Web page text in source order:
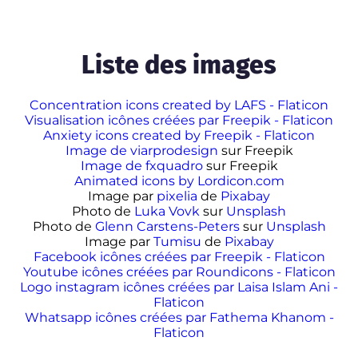
Liste des images
Concentration icons created by LAFS - Flaticon
Visualisation icônes créées par Freepik - Flaticon
Anxiety icons created by Freepik - Flaticon
Image de viarprodesign sur Freepik
Image de fxquadrosur Freepik
Animated icons by Lordicon.com
Image par pixelia de Pixabay
Photo de Luka Vovk sur Unsplash
Photo de Glenn Carstens-Peterssur Unsplash
Image par Tumisu de Pixabay
Facebook icônes créées par Freepik - Flaticon
Youtube icônes créées par Roundicons - Flaticon
Logo instagram icônes créées par Laisa Islam Ani -
Flaticon
Whatsapp icônes créées par Fathema Khanom -
Flaticon